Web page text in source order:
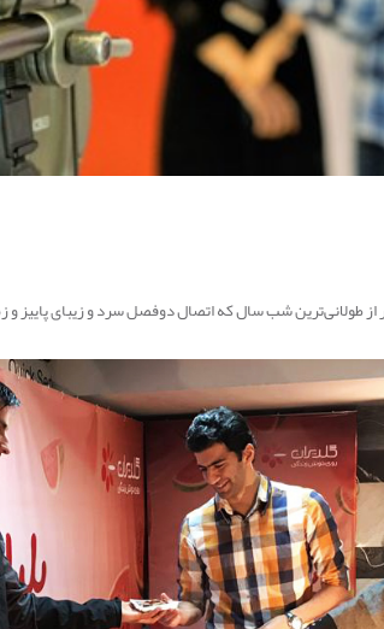
طولانی‌ترین شب سال که اتصال دوفصل سرد و زیبای پاییز